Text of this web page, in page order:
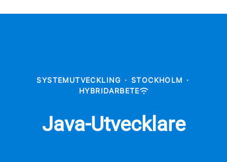
SYSTEMUTVECKLING · STOCKHOLM ·
HYBRIDARBETE
Java-Utvecklare